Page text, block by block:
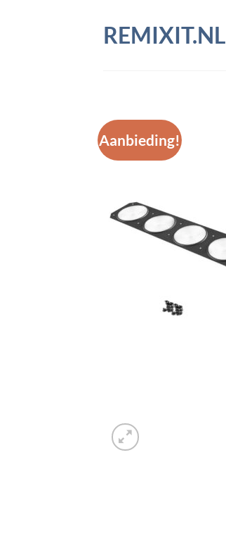
REMIXIT.NL
Aanbieding!